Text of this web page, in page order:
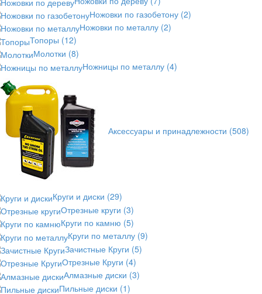
Ножовки по газобетону (2)
Ножовки по металлу (2)
Топоры (12)
Молотки (8)
Ножницы по металлу (4)
Аксессуары и принадлежности (508)
Круги и диски (29)
Отрезные круги (3)
Круги по камню (5)
Круги по металлу (9)
Зачистные Круги (5)
Отрезные Круги (4)
Алмазные диски (3)
Пильные диски (1)